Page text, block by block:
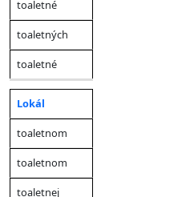
toaletné
toaletných
toaletné
Lokál
toaletnom
toaletnom
toaletnej